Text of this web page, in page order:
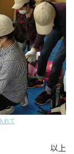
れて
以上